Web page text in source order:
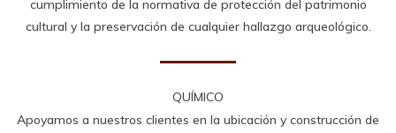
cumplimiento de la normativa de protección del patrimonio
cultural y la preservación de cualquier hallazgo arqueológico.
QUÍMICO
Apoyamos a nuestros clientes en la ubicación y construcción de